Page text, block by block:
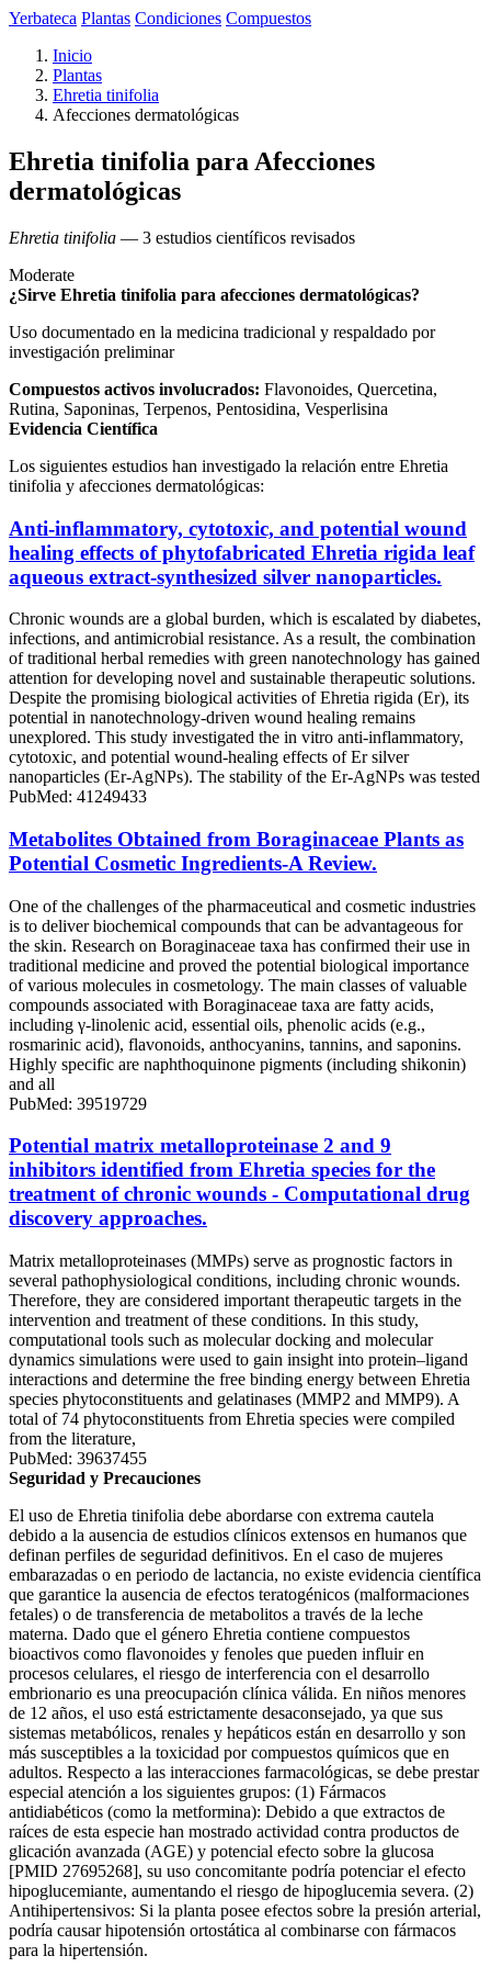
Yerbateca Plantas Condiciones Compuestos
Inicio
Plantas
Ehretia tinifolia
Afecciones dermatológicas
Ehretia tinifolia para Afecciones
dermatológicas
Ehretia tinifolia — 3 estudios científicos revisados
Moderate
¿Sirve Ehretia tinifolia para afecciones dermatológicas?
Uso documentado en la medicina tradicional y respaldado por
investigación preliminar
Compuestos activos involucrados: Flavonoides, Quercetina,
Rutina, Saponinas, Terpenos, Pentosidina, Vesperlisina
Evidencia Científica
Los siguientes estudios han investigado la relación entre Ehretia
tinifolia y afecciones dermatológicas:
Anti-inflammatory, cytotoxic, and potential wound
healing effects of phytofabricated Ehretia rigida leaf
aqueous extract-synthesized silver nanoparticles.
Chronic wounds are a global burden, which is escalated by diabetes,
infections, and antimicrobial resistance. As a result, the combination
of traditional herbal remedies with green nanotechnology has gained
attention for developing novel and sustainable therapeutic solutions.
Despite the promising biological activities of Ehretia rigida (Er), its
potential in nanotechnology-driven wound healing remains
unexplored. This study investigated the in vitro anti-inflammatory,
cytotoxic, and potential wound-healing effects of Er silver
nanoparticles (Er-AgNPs). The stability of the Er-AgNPs was tested
PubMed: 41249433
Metabolites Obtained from Boraginaceae Plants as
Potential Cosmetic Ingredients-A Review.
One of the challenges of the pharmaceutical and cosmetic industries
is to deliver biochemical compounds that can be advantageous for
the skin. Research on Boraginaceae taxa has confirmed their use in
traditional medicine and proved the potential biological importance
of various molecules in cosmetology. The main classes of valuable
compounds associated with Boraginaceae taxa are fatty acids,
including γ-linolenic acid, essential oils, phenolic acids (e.g.,
rosmarinic acid), flavonoids, anthocyanins, tannins, and saponins.
Highly specific are naphthoquinone pigments (including shikonin)
and all
PubMed: 39519729
Potential matrix metalloproteinase 2 and 9
inhibitors identified from Ehretia species for the
treatment of chronic wounds - Computational drug
discovery approaches.
Matrix metalloproteinases (MMPs) serve as prognostic factors in
several pathophysiological conditions, including chronic wounds.
Therefore, they are considered important therapeutic targets in the
intervention and treatment of these conditions. In this study,
computational tools such as molecular docking and molecular
dynamics simulations were used to gain insight into protein‒ligand
interactions and determine the free binding energy between Ehretia
species phytoconstituents and gelatinases (MMP2 and MMP9). A
total of 74 phytoconstituents from Ehretia species were compiled
from the literature,
PubMed: 39637455
Seguridad y Precauciones
El uso de Ehretia tinifolia debe abordarse con extrema cautela
debido a la ausencia de estudios clínicos extensos en humanos que
definan perfiles de seguridad definitivos. En el caso de mujeres
embarazadas o en periodo de lactancia, no existe evidencia científica
que garantice la ausencia de efectos teratogénicos (malformaciones
fetales) o de transferencia de metabolitos a través de la leche
materna. Dado que el género Ehretia contiene compuestos
bioactivos como flavonoides y fenoles que pueden influir en
procesos celulares, el riesgo de interferencia con el desarrollo
embrionario es una preocupación clínica válida. En niños menores
de 12 años, el uso está estrictamente desaconsejado, ya que sus
sistemas metabólicos, renales y hepáticos están en desarrollo y son
más susceptibles a la toxicidad por compuestos químicos que en
adultos. Respecto a las interacciones farmacológicas, se debe prestar
especial atención a los siguientes grupos: (1) Fármacos
antidiabéticos (como la metformina): Debido a que extractos de
raíces de esta especie han mostrado actividad contra productos de
glicación avanzada (AGE) y potencial efecto sobre la glucosa
[PMID 27695268], su uso concomitante podría potenciar el efecto
hipoglucemiante, aumentando el riesgo de hipoglucemia severa. (2)
Antihipertensivos: Si la planta posee efectos sobre la presión arterial,
podría causar hipotensión ortostática al combinarse con fármacos
para la hipertensión.